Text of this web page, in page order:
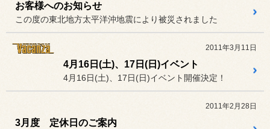
お客様へのお知らせ
この度の東北地方太平洋沖地震により被災されました
2011年3月11日
4月16日(土)、17日(日)イベント
4月16日(土)、17日(日)イベント開催決定！
2011年2月28日
3月度 定休日のご案内